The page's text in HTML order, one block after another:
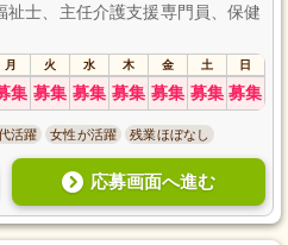
祉士、主任介護支援専門員、保健
月 火 水 木 金 土 日
集 募集 募集 募集 募集 募集 募集
活躍 女性が活躍 残業ほぼなし
応募画面へ進む